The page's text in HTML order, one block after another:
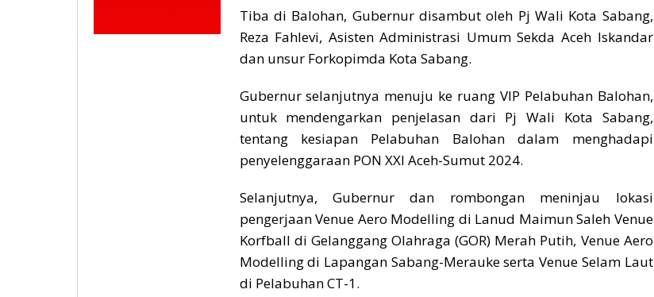
Tiba di Balohan, Gubernur disambut oleh Pj Wali Kota Sabang,
Reza Fahlevi, Asisten Administrasi Umum Sekda Aceh Iskandar
dan unsur Forkopimda Kota Sabang.
Gubernur selanjutnya menuju ke ruang VIP Pelabuhan Balohan,
untuk mendengarkan penjelasan dari Pj Wali Kota Sabang,
tentang kesiapan Pelabuhan Balohan dalam menghadapi
penyelenggaraan PON XXI Aceh-Sumut 2024.
Selanjutnya, Gubernur dan rombongan meninjau lokasi
pengerjaan Venue Aero Modelling di Lanud Maimun Saleh Venue
Korfball di Gelanggang Olahraga (GOR) Merah Putih, Venue Aero
Modelling di Lapangan Sabang-Merauke serta Venue Selam Laut
di Pelabuhan CT-1.